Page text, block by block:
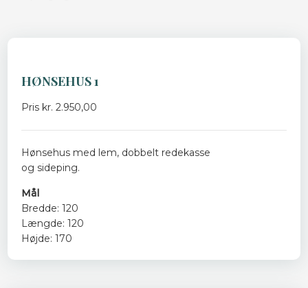
HØNSEHUS 1​
Pris kr. 2.950,00
Hønsehus med lem, dobbelt redekasse
​og sideping.
Mål
Bredde: 120
Længde: 120
Højde: 170